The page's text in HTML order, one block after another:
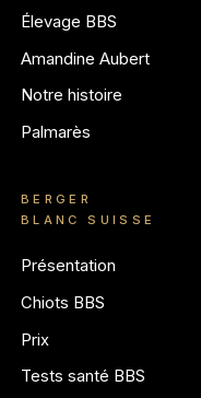
Élevage BBS
Amandine Aubert
Notre histoire
Palmarès
BERGER
BLANC SUISSE
Présentation
Chiots BBS
Prix
Tests santé BBS